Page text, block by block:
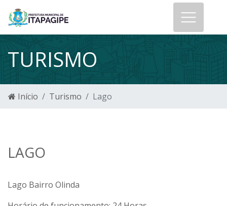
TURISMO
Início Turismo Lago
LAGO
Lago Bairro Olinda